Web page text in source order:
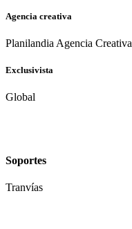
Agencia creativa
Planilandia Agencia Creativa
Exclusivista
Global
Soportes
Tranvías